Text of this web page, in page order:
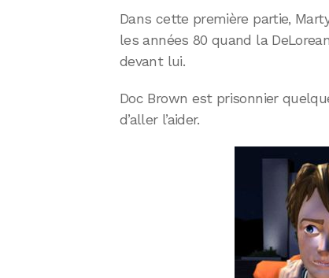
Dans cette première partie,
les années 80 quand la
devant lui.
Doc Brown est prisonnier
d’aller l’aider.